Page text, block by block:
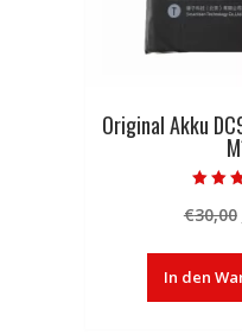
Original Akku
€30,00
In den